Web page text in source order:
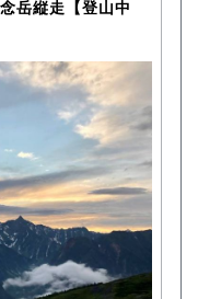
岳縦走【登山中